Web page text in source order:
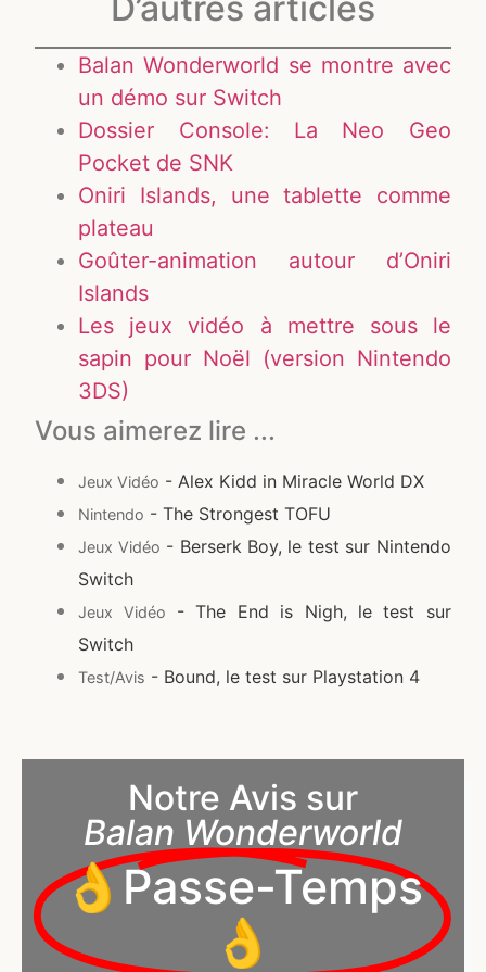
Balan Wonderworld se montre avec
un démo sur Switch
Dossier Console: La Neo Geo
Pocket de SNK
Oniri Islands, une tablette comme
plateau
Goûter-animation autour d’Oniri
Islands
Les jeux vidéo à mettre sous le
sapin pour Noël (version Nintendo
3DS)
Vous aimerez lire ...
Jeux Vidéo - Alex Kidd in Miracle World DX
Nintendo - The Strongest TOFU
Jeux Vidéo - Berserk Boy, le test sur Nintendo
Switch
Jeux Vidéo
- The End is Nigh, le test sur
Switch
Test/Avis - Bound, le test sur Playstation 4
Notre Avis sur
Balan Wonderworld
👌Passe-Temps
👌